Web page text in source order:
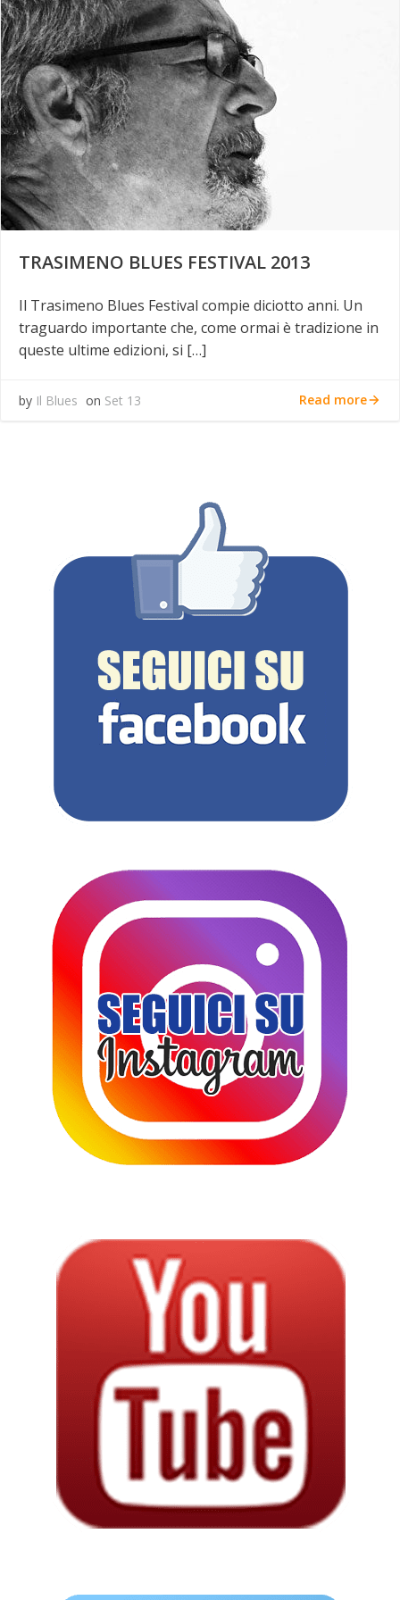
TRASIMENO BLUES FESTIVAL 2013
Il Trasimeno Blues Festival compie diciotto anni. Un
traguardo importante che, come ormai è tradizione in
queste ultime edizioni, si […]
by Il Blues on Set 13 Read more